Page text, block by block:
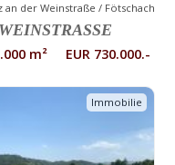
an der Weinstraße / Fötschach
m² EUR 730.000.-
Immobilie